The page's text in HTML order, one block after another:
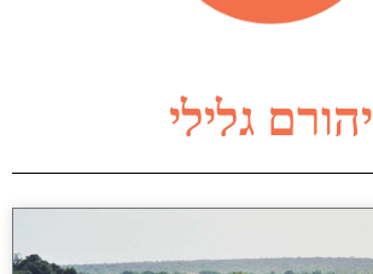
יהורם גלילי